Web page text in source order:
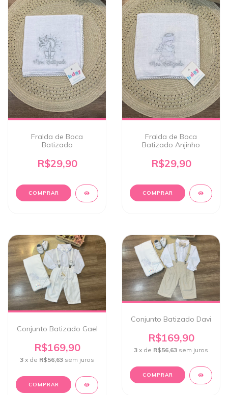
Fralda de Boca
Batizado
R$29,90
Fralda de Boca
Batizado Anjinho
R$29,90
Conjunto Batizado Gael
R$169,90
3 x de R$56,63 sem juros
COMPRAR
Conjunto Batizado Davi
R$169,90
3 x de R$56,63 sem juros
COMPRAR